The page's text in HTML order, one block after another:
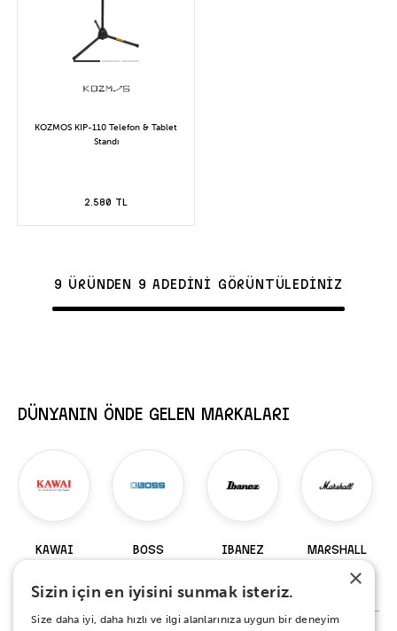
KOZMOS KIP-110 Telefon & Tablet
Standı
2.580 TL
9 ÜRÜNDEN 9 ADEDİNİ GÖRÜNTÜLEDİNİZ
DÜNYANIN ÖNDE GELEN MARKALARI
KAWAI BOSS IBANEZ MARSHALL
147 Ürün×
Sizin için en iyisini sunmak isteriz.
Size daha iyi, daha hızlı ve ilgi alanlarınıza uygun bir deneyim